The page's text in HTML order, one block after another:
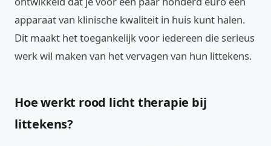
apparaat van klinische kwaliteit in huis kunt halen.
Dit maakt het toegankelijk voor iedereen die serieus
werk wil maken van het vervagen van hun littekens.
Hoe werkt rood licht therapie bij
littekens?